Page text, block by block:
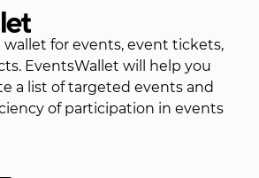
wallet for events, event tickets,
EventsWallet will help you
a list of targeted events and
of participation in events